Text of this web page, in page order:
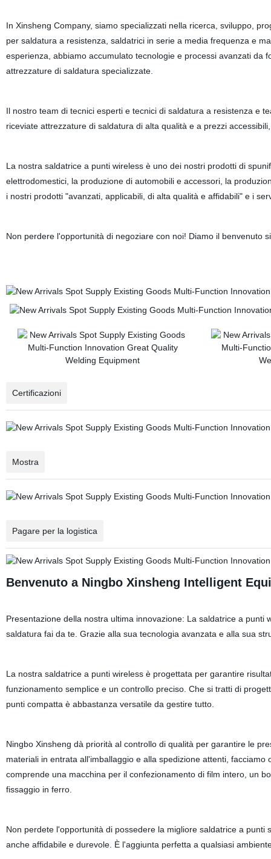
In Xinsheng Company, siamo specializzati nella ricerca, sviluppo,
per saldatura a resistenza, saldatrici in serie a media frequenza e
esperienza, abbiamo accumulato tecnologie e processi avanzati da
attrezzature di saldatura specializzate.
Il nostro team di tecnici esperti e tecnici di saldatura a resistenza e
riceviate attrezzature di saldatura di alta qualità e a prezzi
La nostra saldatrice a punti wireless è uno dei nostri prodotti di
elettrodomestici, la produzione di automobili e accessori, la
i nostri prodotti "avanzati, applicabili, di alta qualità e affidabili" e i
Non perdere l'opportunità di negoziare con noi! Diamo il benvenuto
Certificazioni
Mostra
Pagare per la logistica
Benvenuto a Ningbo Xinsheng Intelligent
Presentazione della nostra ultima innovazione: La saldatrice a
saldatura fai da te. Grazie alla sua tecnologia avanzata e alla sua
La nostra saldatrice a punti wireless è progettata per garantire
funzionamento semplice e un controllo preciso. Che si tratti di
punti compatta è abbastanza versatile da gestire tutto.
Ningbo Xinsheng dà priorità al controllo di qualità per garantire le
materiali in entrata all'imballaggio e alla spedizione attenti,
comprende una macchina per il confezionamento di film intero, un
fissaggio in ferro.
Non perdete l'opportunità di possedere la migliore saldatrice a
anche affidabile e durevole. È l'aggiunta perfetta a qualsiasi